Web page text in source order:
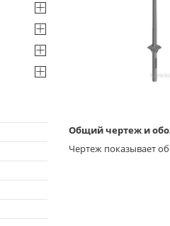
Общий чертеж и
Чертеж показывает